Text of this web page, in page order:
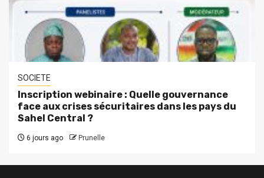
SOCIETE
Inscription webinaire : Quelle gouvernance
face aux crises sécuritaires dans les pays du
Sahel Central ?
6 jours ago Prunelle